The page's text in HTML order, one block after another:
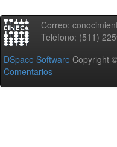
Correo:
Teléfono: (511)
DSpace Software Copyright
Comentarios